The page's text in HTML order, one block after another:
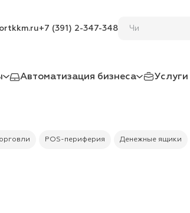
+7 (391) 2-347-348
Автоматизация бизнеса
POS-периферия Денежные ящики